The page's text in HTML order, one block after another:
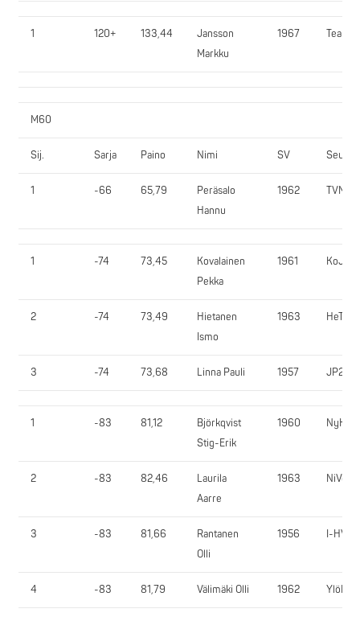
1 120+ 133,44
Jansson
Markku
1967
M60
Sij. Sarja Paino Nimi SV Seura
1 -66 65,79
Peräsalo
Hannu
1962 TVN
1 -74 73,45
Kovalainen
Pekka
1961 KoJy
2 -74 73,49
Hietanen
Ismo
1963
3 -74 73,68 Linna Pauli 1957
1 -83 81,12
Björkqvist
Stig-Erik
1960 NyKK
2 -83 82,46
Laurila
Aarre
1963 NiVo
3 -83 81,66
Rantanen
Olli
1956 I-HV
4 -83 81,79 Välimäki Olli 1962 YlöR